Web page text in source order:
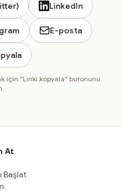
LinkedIn
E-posta
için "Linki kopyala" butonunu
At
Başlat